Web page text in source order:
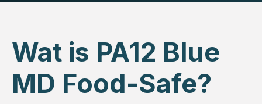
Wat is PA12 Blue
MD Food-Safe?